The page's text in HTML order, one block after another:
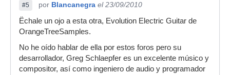
#5 por Blancanegra el 23/09/2010
Ëchale un ojo a esta otra, Evolution Electric Guitar de
OrangeTreeSamples.
No he oído hablar de ella por estos foros pero su
desarrollador, Greg Schlaepfer es un excelente músico y
compositor, así como ingeniero de audio y programador